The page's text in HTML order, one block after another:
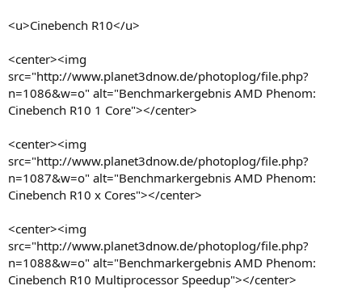
<u>Cinebench R10</u>
<center><img
src="http://www.planet3dnow.de/photoplog/file.php?
n=1086&w=o" alt="Benchmarkergebnis AMD Phenom:
Cinebench R10 1 Core"></center>
<center><img
src="http://www.planet3dnow.de/photoplog/file.php?
n=1087&w=o" alt="Benchmarkergebnis AMD Phenom:
Cinebench R10 x Cores"></center>
<center><img
src="http://www.planet3dnow.de/photoplog/file.php?
n=1088&w=o" alt="Benchmarkergebnis AMD Phenom:
Cinebench R10 Multiprocessor Speedup"></center>